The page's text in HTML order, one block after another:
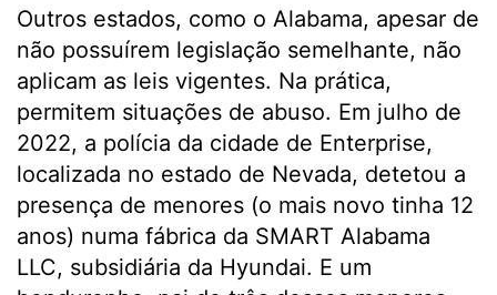
Outros estados, como o Alabama, apesar de
não possuírem legislação semelhante, não
aplicam as leis vigentes. Na prática,
permitem situações de abuso. Em julho de
2022, a polícia da cidade de Enterprise,
localizada no estado de Nevada, detetou a
presença de menores (o mais novo tinha 12
anos) numa fábrica da SMART Alabama
LLC, subsidiária da Hyundai. E um